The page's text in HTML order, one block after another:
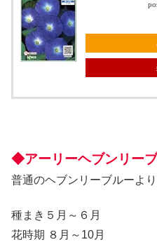
◆アーリーヘブンリー
普通のヘブンリーブルーよ
種まき５月～６月
花時期 ８月～10月